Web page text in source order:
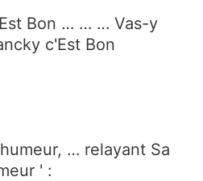
Bon … … … Vas-y
c'Est Bon
… relayant Sa
' :